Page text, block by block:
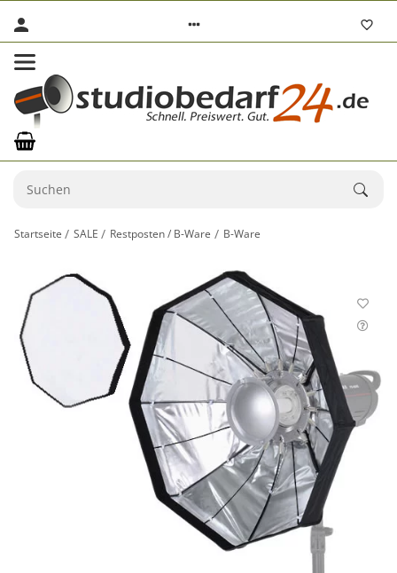
Startseite SALE Restposten / B-Ware B-Ware